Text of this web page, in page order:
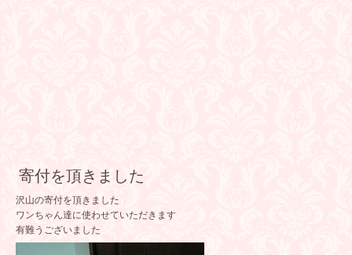
寄付を頂きました
沢山の寄付を頂きました
ワンちゃん達に使わせていただきます
有難うございました